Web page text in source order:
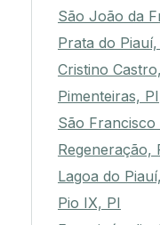
São João da
Prata do Piauí,
Cristino
Pimenteiras, PI
São Francisco
Regeneração,
Lagoa do
Pio IX, PI